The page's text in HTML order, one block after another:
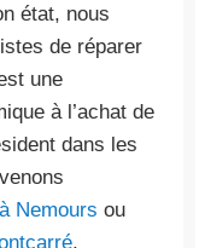
état, nous
de réparer
une
à l’achat de
dans les
Nemours ou
,